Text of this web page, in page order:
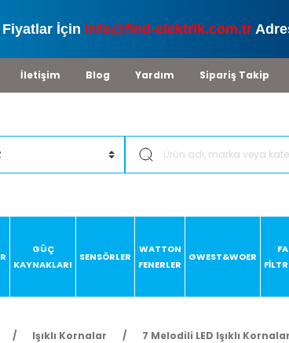
Fiyatlar İçin info@find-elektrik.com.tr
İletişim Blog Yardım Sipariş Takip
GÜÇ
KAYNAKLARI
SENSÖRLER
WATTON
FENERLER
GWEST&WOER
Işıklı Kornalar 7 Melodili LED Işıklı Kornalar